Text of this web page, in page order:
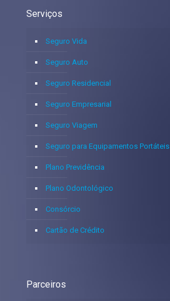
Serviços
Seguro Vida
Seguro Auto
Seguro Residencial
Seguro Empresarial
Seguro Viagem
Seguro para Equipamentos Portáteis
Plano Previdência
Plano Odontológico
Consórcio
Cartão de Crédito
Parceiros